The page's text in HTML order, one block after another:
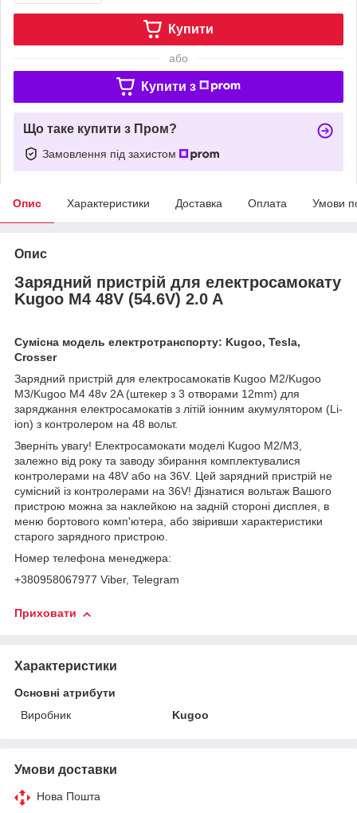
Купити
або
Купити з
Що таке купити з Пром?
Замовлення під захистом
Опис Характеристики Доставка Оплата Умови
Опис
Зарядний пристрій для електросамокату
Kugoo M4 48V (54.6V) 2.0 A
Сумісна модель електротранспорту: Kugoo, Tesla,
Crosser
Зарядний пристрій для електросамокатів Kugoo M2/Kugoo
M3/Kugoo M4 48v 2A (штекер з 3 отворами 12mm) для
заряджання електросамокатів з літій іонним акумулятором (Li-
ion) з контролером на 48 вольт.
Зверніть увагу! Електросамокати моделі Kugoo M2/M3,
залежно від року та заводу збирання комплектувалися
контролерами на 48V або на 36V. Цей зарядний пристрій не
сумісний із контролерами на 36V! Дізнатися вольтаж Вашого
пристрою можна за наклейкою на задній стороні дисплея, в
меню бортового комп'ютера, або звіривши характеристики
старого зарядного пристрою.
Номер телефона менеджера:
+380958067977 Viber, Telegram
Приховати
Характеристики
Основні атрибути
Виробник
Kugoo
Умови доставки
Нова Пошта